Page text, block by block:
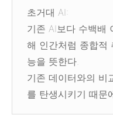
초거대 AI:
기존 AI보다 수백배
해 인간처럼 종합적
능을 뜻한다.
기존 데이터와의 비
를 탄생시키기 때문